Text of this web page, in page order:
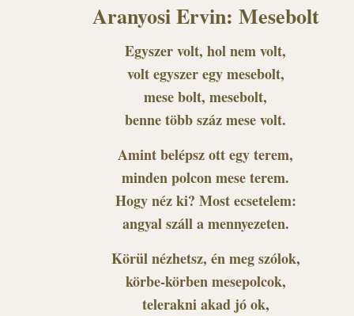
Aranyosi Ervin: Mesebolt
Egyszer volt, hol nem volt,
volt egyszer egy mesebolt,
mese bolt, mesebolt,
benne több száz mese volt.
Amint belépsz ott egy terem,
minden polcon mese terem.
Hogy néz ki? Most ecsetelem:
angyal száll a mennyezeten.
Körül nézhetsz, én meg szólok,
körbe-körben mesepolcok,
telerakni akad jó ok,